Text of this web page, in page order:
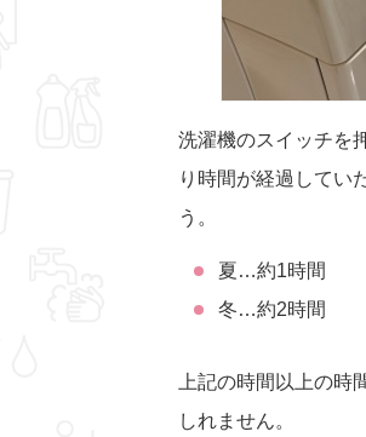
洗濯機のスイッチを
り時間が経過してい
う。
夏…約1時間
冬…約2時間
上記の時間以上の
しれません。